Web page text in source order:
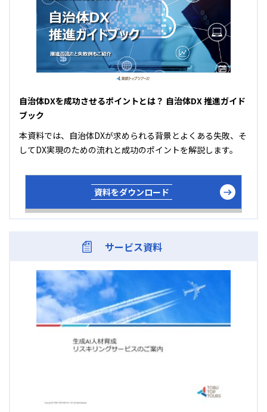
自治体DXを成功させるポイントとは？ 自治体DX 推進ガイド
ブック
本資料では、自治体DXが求められる背景とよくある失敗、そ
してDX実現のための流れと成功のポイントを解説します。
資料をダウンロード
サービス資料